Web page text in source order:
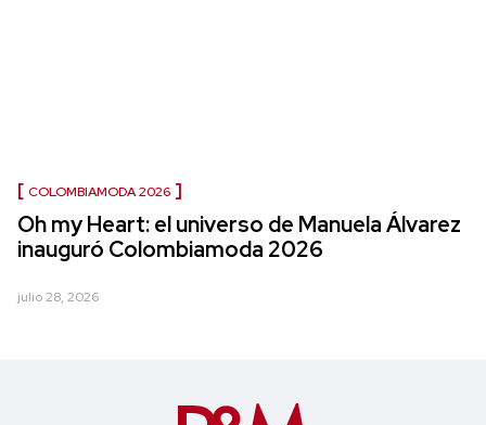
COLOMBIAMODA 2026
Oh my Heart: el universo de Manuela Álvarez
inauguró Colombiamoda 2026
julio 28, 2026